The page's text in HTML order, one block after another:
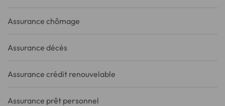
Assurance chômage
Assurance décès
Assurance crédit renouvelable
Assurance prêt personnel